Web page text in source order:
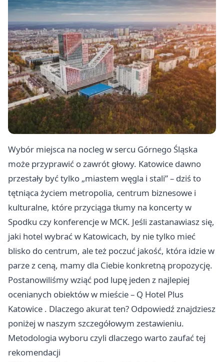
Wybór miejsca na nocleg w sercu Górnego Śląska
może przyprawić o zawrót głowy. Katowice dawno
przestały być tylko „miastem węgla i stali” – dziś to
tętniąca życiem metropolia, centrum biznesowe i
kulturalne, które przyciąga tłumy na koncerty w
Spodku czy konferencje w MCK. Jeśli zastanawiasz się,
jaki hotel wybrać w Katowicach, by nie tylko mieć
blisko do centrum, ale też poczuć jakość, która idzie w
parze z ceną, mamy dla Ciebie konkretną propozycję.
Postanowiliśmy wziąć pod lupę jeden z najlepiej
ocenianych obiektów w mieście – Q Hotel Plus
Katowice . Dlaczego akurat ten? Odpowiedź znajdziesz
poniżej w naszym szczegółowym zestawieniu.
Metodologia wyboru czyli dlaczego warto zaufać tej
rekomendacji